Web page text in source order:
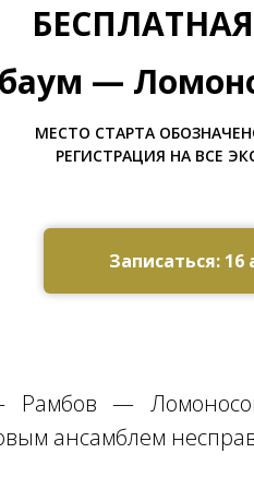
—
МЕСТО СТАРТА
РЕГИСТРАЦИЯ НА ВСЕ
Записаться: 16
Рамбов —
ансамблем